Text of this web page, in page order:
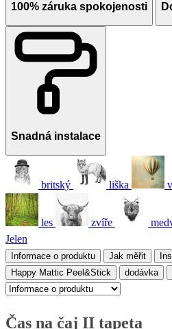
100% záruka spokojenosti
Snadná instalace
britský liška
les zvíře
Jelen
Informace o produktu Jak měřit
Happy Mattic Peel&Stick
dodávka
Čas na čaj II tapeta